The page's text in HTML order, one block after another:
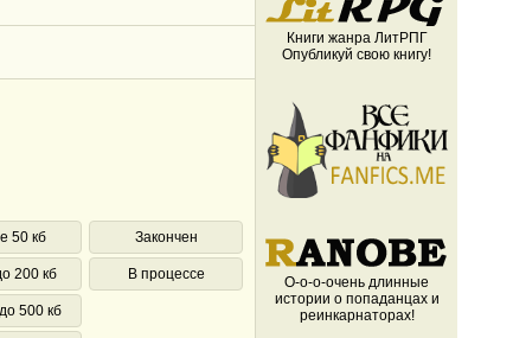
50 кб
200 кб
500 кб
Закончен
В процессе
Книги жанра ЛитРПГ
Опубликуй свою книгу!
О-о-о-очень длинные
истории о попаданцах и
реинкарнаторах!